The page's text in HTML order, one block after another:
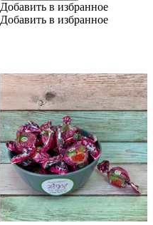
Добавить в избранное
Добавить в избранное